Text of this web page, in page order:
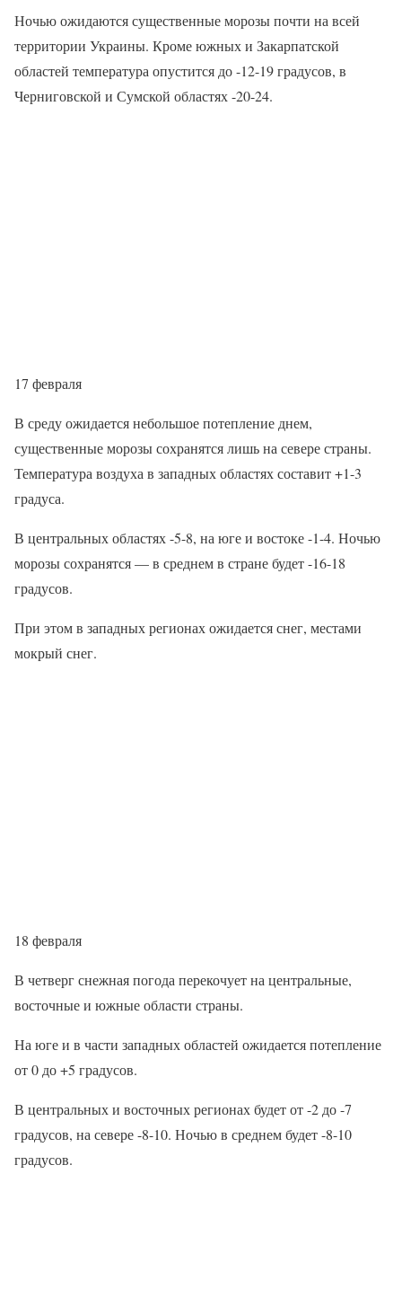
Ночью ожидаются существенные морозы почти на всей
территории Украины. Кроме южных и Закарпатской
областей температура опустится до -12-19 градусов, в
Черниговской и Сумской областях -20-24.
17 февраля
В среду ожидается небольшое потепление днем,
существенные морозы сохранятся лишь на севере страны.
Температура воздуха в западных областях составит +1-3
градуса.
В центральных областях -5-8, на юге и востоке -1-4. Ночью
морозы сохранятся — в среднем в стране будет -16-18
градусов.
При этом в западных регионах ожидается снег, местами
мокрый снег.
18 февраля
В четверг снежная погода перекочует на центральные,
восточные и южные области страны.
На юге и в части западных областей ожидается потепление
от 0 до +5 градусов.
В центральных и восточных регионах будет от -2 до -7
градусов, на севере -8-10. Ночью в среднем будет -8-10
градусов.